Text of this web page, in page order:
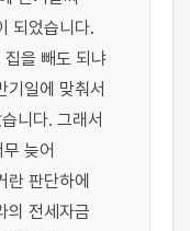
되었습니다.
집을 빼도 되냐
기일에 맞춰서
니다. 그래서
늦어
란 판단하에
의 전세자금